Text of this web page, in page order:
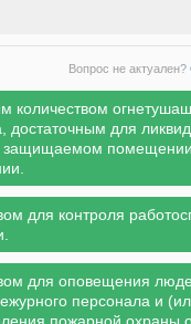
Вопрос не актуален?
количеством
достаточным для
защищаемом
для контроля
для оповещения
персонала и